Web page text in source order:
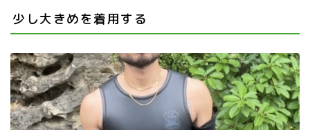
少し大きめを着用する